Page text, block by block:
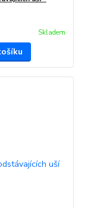
Skladem